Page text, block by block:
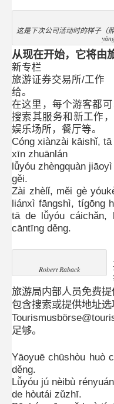
这是下次公司活动时的样子（
从现在开始，它将由
新专栏
旅游证券交易所/工作
给。
在这里，每个游客都
搜索其服务和新工作
娱乐场所，餐厅等。
Cóng xiànzài kāishǐ,
xīn zhuānlán
lǚyóu zhèngquàn
gěi.
Zài zhèlǐ, měi gè
liánxì fāngshì, tígōng
tā de lǚyóu cáichǎn,
cāntīng děng.
Robert Raback
旅游局内部人员免费提
包含搜索或提供地址选
足够。
Yāoyuē chūshòu huò
děng.
Lǚyóu jú nèibù
de hòutái zǔzhī.